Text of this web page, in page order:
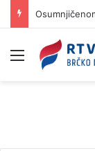
Izbornik